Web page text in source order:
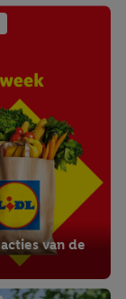
van de